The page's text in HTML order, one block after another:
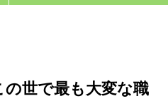
世で最も大変な職